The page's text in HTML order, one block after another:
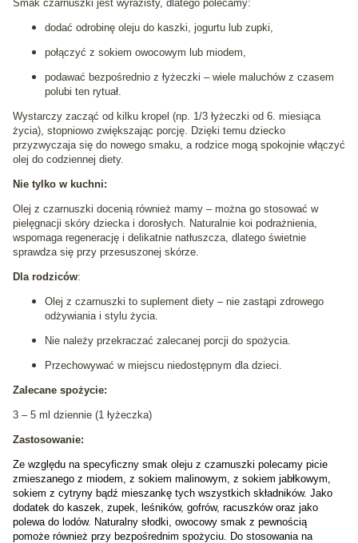
Smak czarnuszki jest wyrazisty, dlatego polecamy:
dodać odrobinę oleju do kaszki, jogurtu lub zupki,
połączyć z sokiem owocowym lub miodem,
podawać bezpośrednio z łyżeczki – wiele maluchów z czasem
polubi ten rytuał.
Wystarczy zacząć od kilku kropel (np. 1/3 łyżeczki od 6. miesiąca
życia), stopniowo zwiększając porcję. Dzięki temu dziecko
przyzwyczaja się do nowego smaku, a rodzice mogą spokojnie włączyć
olej do codziennej diety.
Nie tylko w kuchni:
Olej z czarnuszki docenią również mamy – można go stosować w
pielęgnacji skóry dziecka i dorosłych. Naturalnie koi podrażnienia,
wspomaga regenerację i delikatnie natłuszcza, dlatego świetnie
sprawdza się przy przesuszonej skórze.
Dla rodziców:
Olej z czarnuszki to suplement diety – nie zastąpi zdrowego
odżywiania i stylu życia.
Nie należy przekraczać zalecanej porcji do spożycia.
Przechowywać w miejscu niedostępnym dla dzieci.
Zalecane spożycie:
3 – 5 ml dziennie (1 łyżeczka)
Zastosowanie:
Ze względu na specyficzny smak oleju z czarnuszki polecamy picie
zmieszanego z miodem, z sokiem malinowym, z sokiem jabłkowym,
sokiem z cytryny bądź mieszankę tych wszystkich składników. Jako
dodatek do kaszek, zupek, leśników, gofrów, racuszków oraz jako
polewa do lodów. Naturalny słodki, owocowy smak z pewnością
pomoże również przy bezpośrednim spożyciu. Do stosowania na